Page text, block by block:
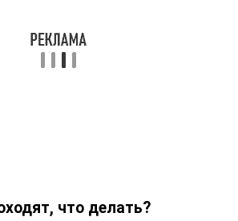
что делать?